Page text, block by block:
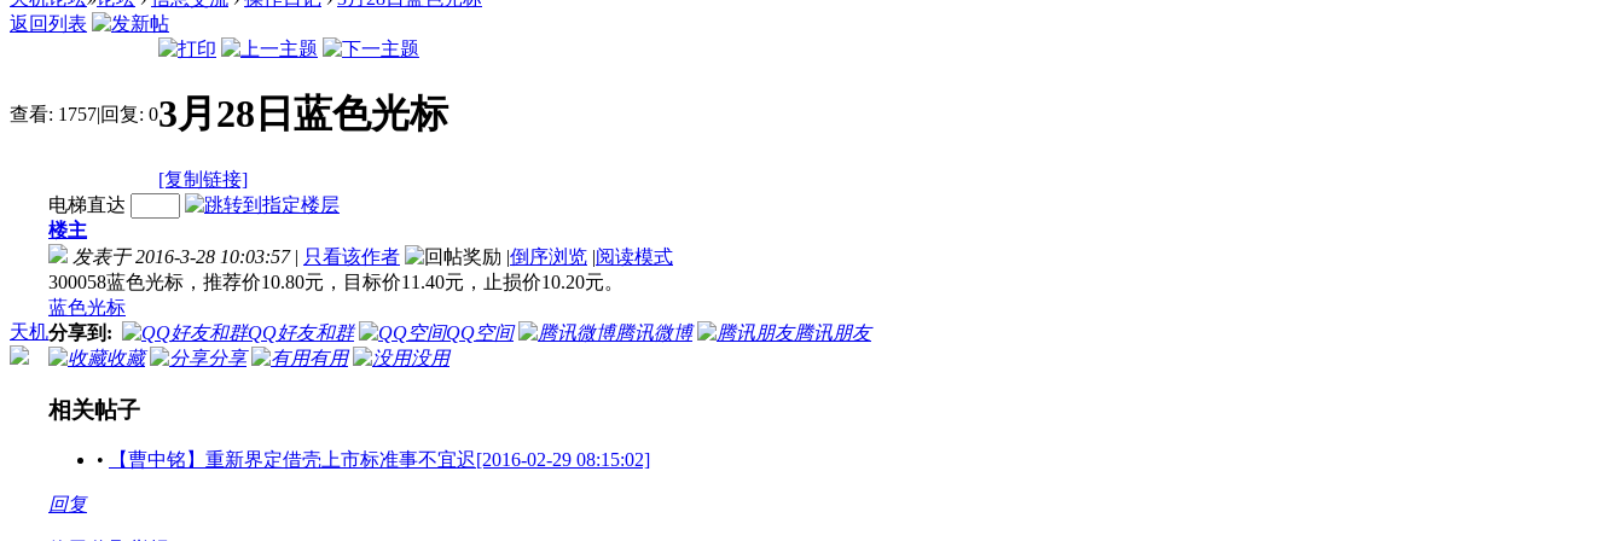
返回列表
查看: 1757|回复: 03月28日蓝色光标
[复制链接]
天机
电梯直达
楼主
发表于 2016-3-28 10:03:57 | 只看该作者 |倒序浏览 |阅读模式
300058蓝色光标，推荐价10.80元，目标价11.40元，止损价10.20元。
蓝色光标
分享到:
QQ好友和群 QQ空间 腾讯微博
腾讯朋友
收藏
分享 有用 没用
相关帖子
• 【曹中铭】重新界定借壳上市标准事不宜迟[2016-02-29 08:15:02]
回复